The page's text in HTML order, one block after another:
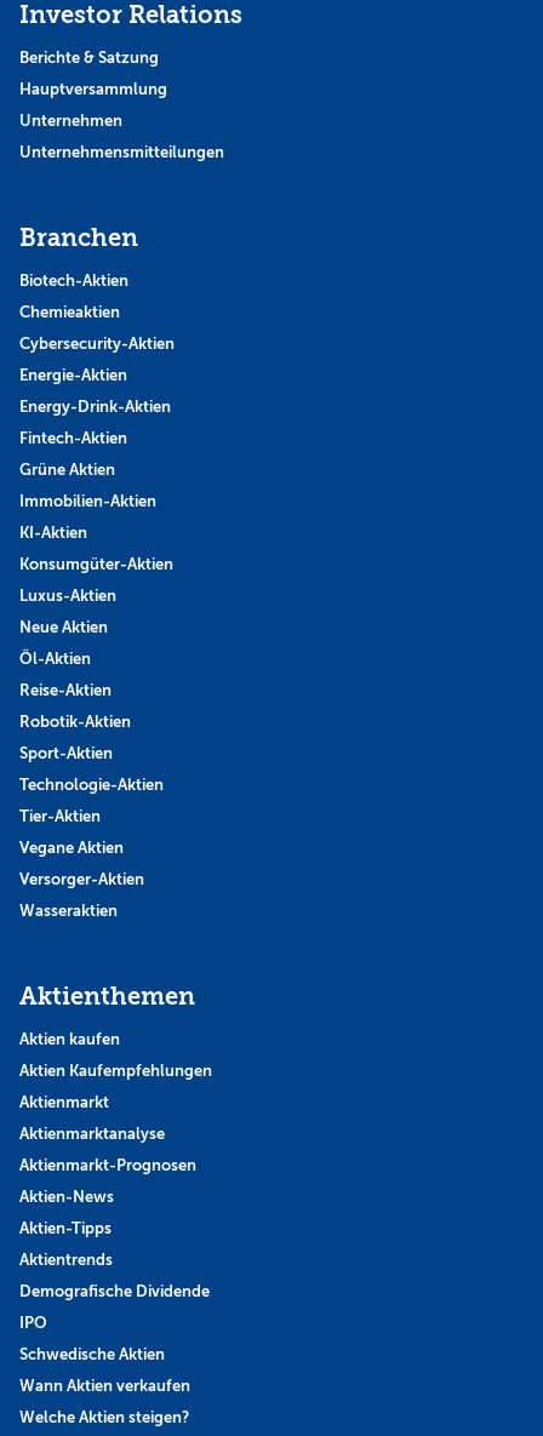
Investor Relations
Berichte & Satzung
Hauptversammlung
Unternehmen
Unternehmensmitteilungen
Branchen
Biotech-Aktien
Chemieaktien
Cybersecurity-Aktien
Energie-Aktien
Energy-Drink-Aktien
Fintech-Aktien
Grüne Aktien
Immobilien-Aktien
KI-Aktien
Konsumgüter-Aktien
Luxus-Aktien
Neue Aktien
Öl-Aktien
Reise-Aktien
Robotik-Aktien
Sport-Aktien
Technologie-Aktien
Tier-Aktien
Vegane Aktien
Versorger-Aktien
Wasseraktien
Aktienthemen
Aktien kaufen
Aktien Kaufempfehlungen
Aktienmarkt
Aktienmarktanalyse
Aktienmarkt-Prognosen
Aktien-News
Aktien-Tipps
Aktientrends
Demografische Dividende
IPO
Schwedische Aktien
Wann Aktien verkaufen
Welche Aktien steigen?